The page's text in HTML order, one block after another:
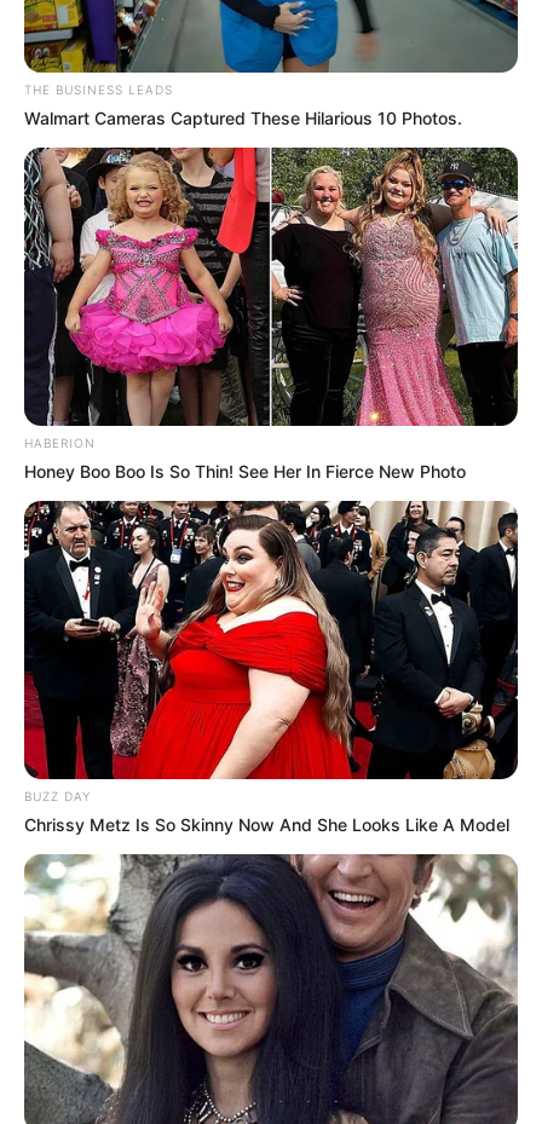
THE BUSINESS LEADS
Walmart Cameras Captured These Hilarious 10 Photos.
HABERION
Honey Boo Boo Is So Thin! See Her In Fierce New Photo
BUZZ DAY
Chrissy Metz Is So Skinny Now And She Looks Like A Model